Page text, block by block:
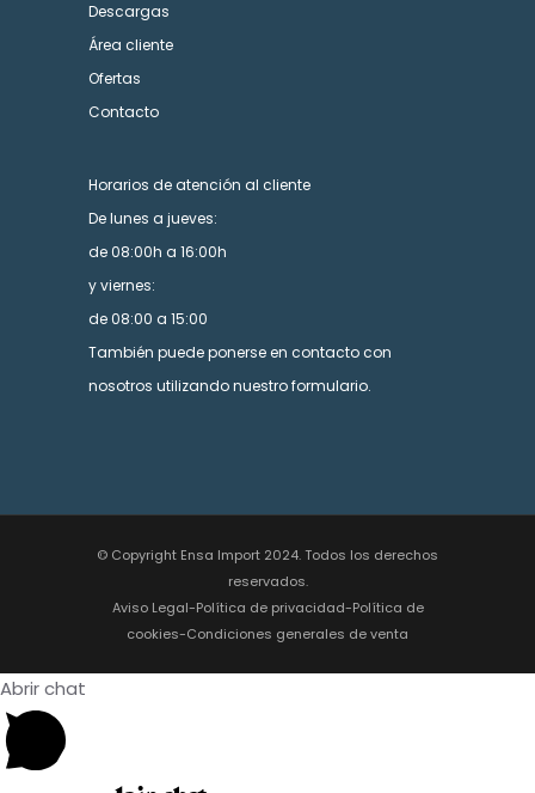
Descargas
Área cliente
Ofertas
Contacto
Horarios de atención al cliente
De lunes a jueves:
de 08:00h a 16:00h
y viernes:
de 08:00 a 15:00
También puede ponerse en contacto con
nosotros utilizando nuestro formulario.
© Copyright Ensa Import 2024. Todos los derechos
reservados.
Aviso Legal-Política de privacidad-Política de
cookies-Condiciones generales de venta
Abrir chat